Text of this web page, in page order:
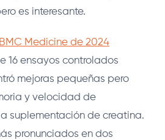
es interesante.
Medicine de 2024
16 ensayos controlados
mejoras pequeñas pero
y velocidad de
suplementación de creatina.
pronunciados en dos